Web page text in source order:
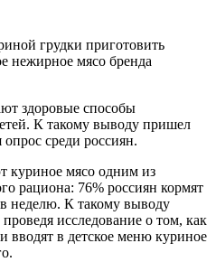
грудки приготовить
нежирное мясо бренда
здоровые способы
К такому выводу пришел
среди россиян.
куриное мясо одним из
рациона: 76% россиян кормят
в неделю. К такому выводу
исследование о том, как
вводят в детское меню куриное